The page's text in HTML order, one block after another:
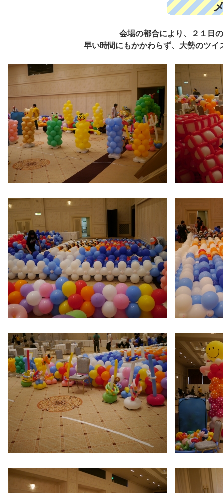
会場の都合により、２１日
早い時間にもかかわらず、大勢のツ